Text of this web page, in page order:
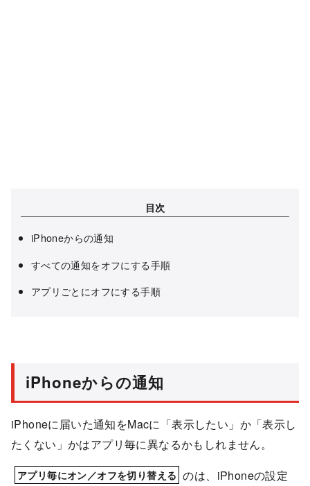
目次
iPhoneからの通知
すべての通知をオフにする手順
アプリごとにオフにする手順
iPhoneからの通知
iPhoneに届いた通知をMacに「表示したい」か「表示し
たくない」かはアプリ毎に異なるかもしれません。
アプリ毎にオン／オフを切り替える のは、iPhoneの設定